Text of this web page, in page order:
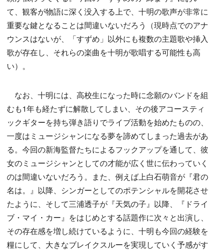
て、観客が物語に深く没入する上で、十明の歌声が非常に
重要な鍵となることは間違いないだろう（現時点でのアナ
ウンスはないが、「すずめ」以外にも複数の主題歌や挿入
歌が存在し、それらの楽曲を十明が歌唱する可能性も高
い）。
なお、十明には、高校生になった時に念願のバンドを組
むも1年も経たずに解散してしまい、その後アコースティ
ックギターを持ち弾き語りでライブ活動を始めたものの、
一度はミュージシャンになる夢を諦めてしまった過去があ
る。今回の新海監督たちによるフックアップを通して、彼
女のミュージシャンとしての才能が広く世に伝わっていく
のは間違いないだろう。また、例えば上白石萌音が『君の
名は。』以降、シンガーとしてのポテンシャルを開花させ
たように、そして三浦透子が『天気の子』以降、『ドライ
ブ・マイ・カー』をはじめとする話題作に次々と出演し、
その存在感を増し続けているように、十明も今回の経験を
糧にして、大きなブレイクスルーを実現していく予感がす